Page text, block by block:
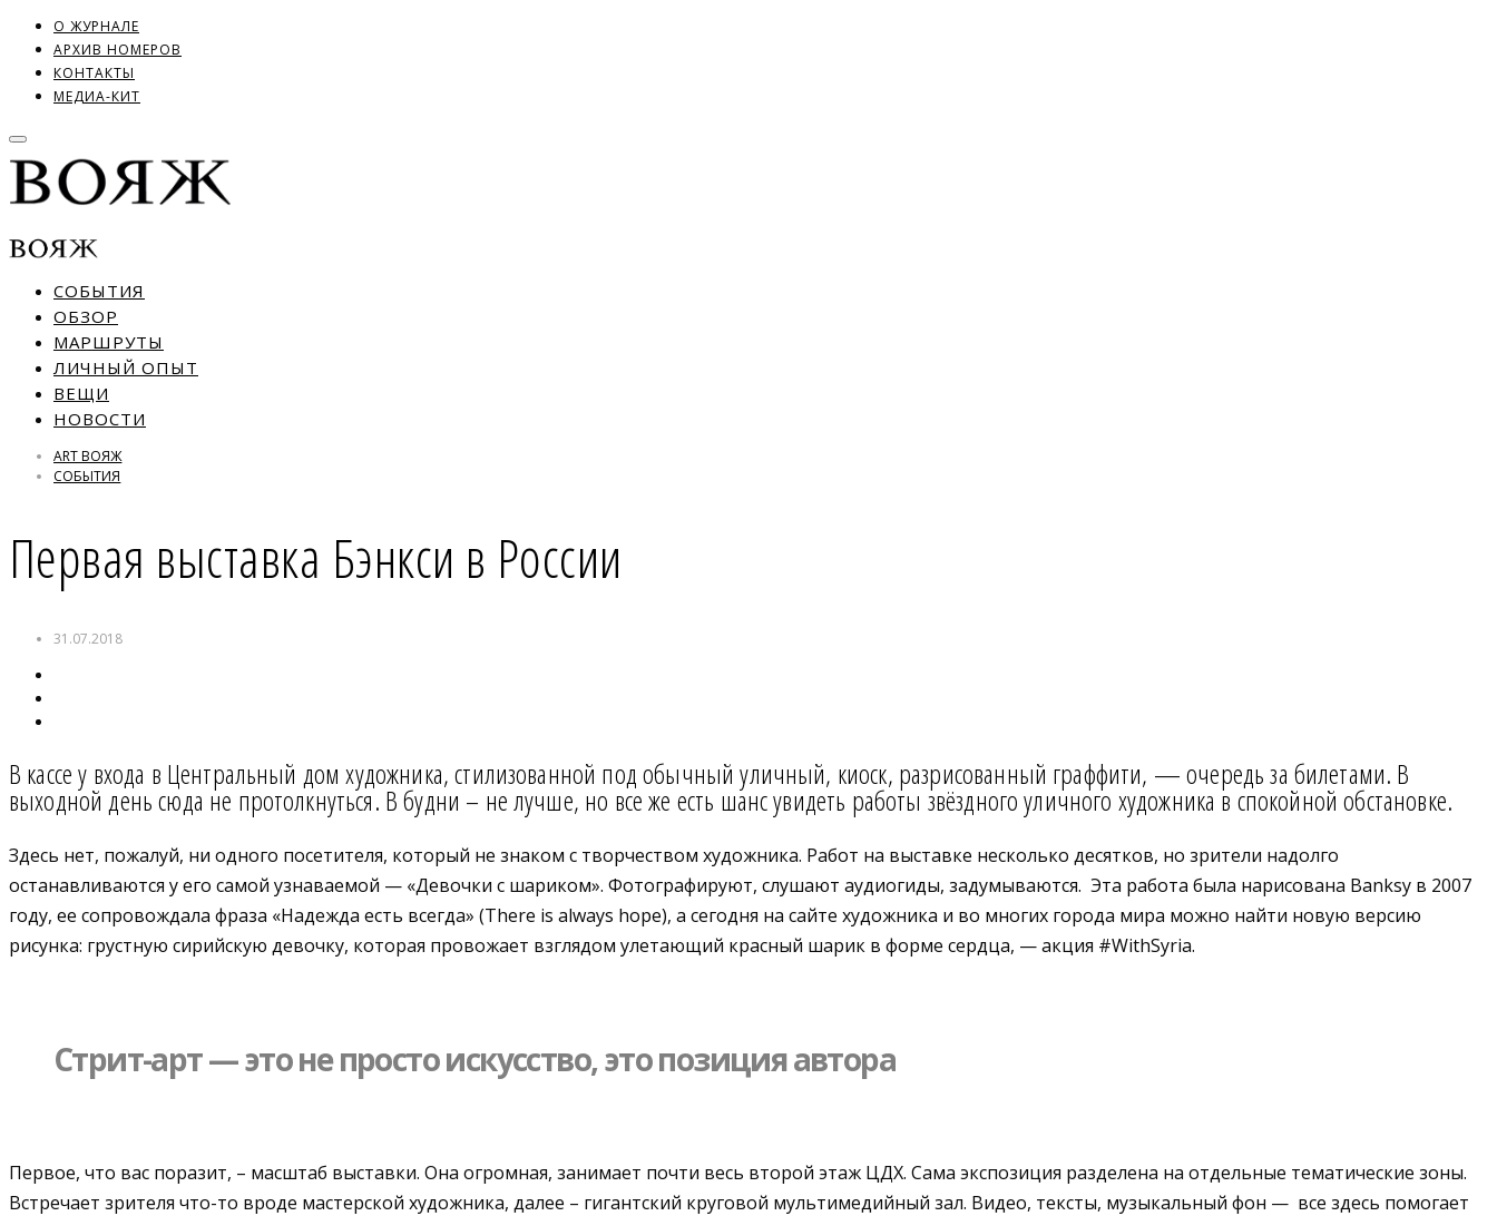
О ЖУРНАЛЕ
АРХИВ НОМЕРОВ
КОНТАКТЫ
МЕДИА-КИТ
СОБЫТИЯ
ОБЗОР
МАРШРУТЫ
ЛИЧНЫЙ ОПЫТ
ВЕЩИ
НОВОСТИ
ART ВОЯЖ
СОБЫТИЯ
Первая выставка Бэнкси в России
31.07.2018
В кассе у входа в Центральный дом художника, стилизованной под обычный уличный, киоск, разрисованный граффити, — очередь за билетами. В
выходной день сюда не протолкнуться. В будни – не лучше, но все же есть шанс увидеть работы звёздного уличного художника в спокойной обстановке.
Здесь нет, пожалуй, ни одного посетителя, который не знаком с творчеством художника. Работ на выставке несколько десятков, но зрители надолго
останавливаются у его самой узнаваемой — «Девочки с шариком». Фотографируют, слушают аудиогиды, задумываются. Эта работа была нарисована Banksy в 2007
году, ее сопровождала фраза «Надежда есть всегда» (There is always hope), а сегодня на сайте художника и во многих города мира можно найти новую версию
рисунка: грустную сирийскую девочку, которая провожает взглядом улетающий красный шарик в форме сердца, — акция #WithSyria.
Стрит-арт — это не просто искусство, это позиция автора
Первое, что вас поразит, – масштаб выставки. Она огромная, занимает почти весь второй этаж ЦДХ. Сама экспозиция разделена на отдельные тематические зоны.
Встречает зрителя что-то вроде мастерской художника, далее – гигантский круговой мультимедийный зал. Видео, тексты, музыкальный фон — все здесь помогает